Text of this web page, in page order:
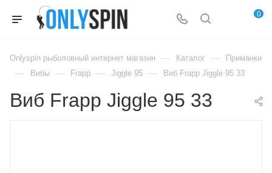
0
Onlyspin рыболовный интернет магазин — Каталог — Приманки
— Вибы — Frapp — Jiggle 95 — Виб Frapp Jiggle 95 33
Виб Frapp Jiggle 95 33